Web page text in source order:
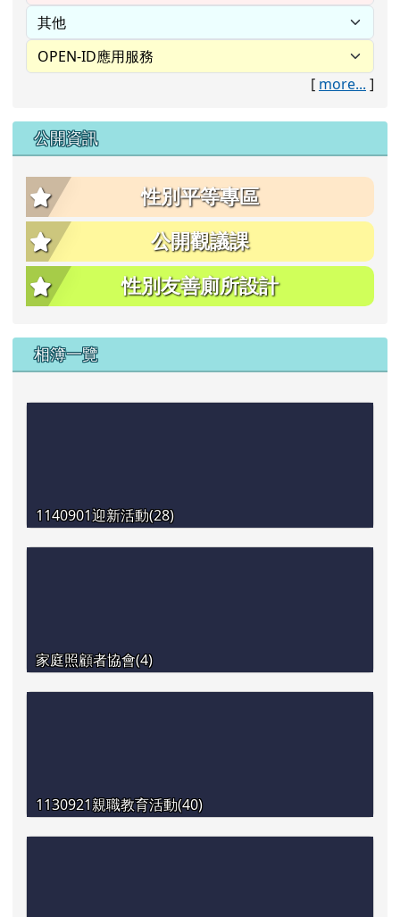
[ more... ]
公開資訊
性別平等專區
公開觀議課
性別友善廁所設計
相簿一覽
1140901迎新活動(28)
家庭照顧者協會(4)
1130921親職教育活動(40)